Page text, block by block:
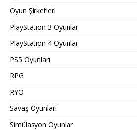
Oyun Şirketleri
PlayStation 3 Oyunlar
PlayStation 4 Oyunlar
PS5 Oyunları
RPG
RYO
Savaş Oyunları
Simülasyon Oyunlar